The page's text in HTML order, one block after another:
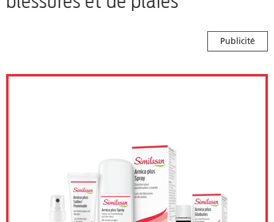
Publicité
Similasan Arnica plus